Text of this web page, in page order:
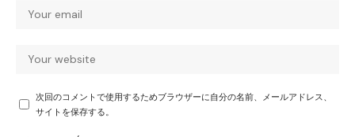
次回のコメントで使用するためブラウザーに自分の名前、メールアドレス、
サイトを保存する。